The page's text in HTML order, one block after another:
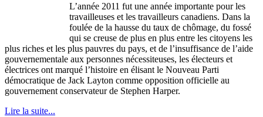
L’année 2011 fut une année importante pour les
travailleuses et les travailleurs canadiens. Dans la
foulée de la hausse du taux de chômage, du fossé
qui se creuse de plus en plus entre les citoyens les
plus riches et les plus pauvres du pays, et de l’insuffisance de l’aide
gouvernementale aux personnes nécessiteuses, les électeurs et
électrices ont marqué l’histoire en élisant le Nouveau Parti
démocratique de Jack Layton comme opposition officielle au
gouvernement conservateur de Stephen Harper.
Lire la suite...